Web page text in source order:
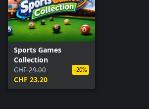
Sports Games
Collection
CHF 29.00
CHF 23.20
-20%